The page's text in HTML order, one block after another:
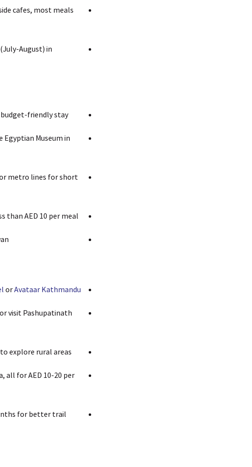
cafes, most meals
August) in
friendly stay.
Egyptian Museum in
or metro lines for short
than AED 10 per meal.
orAvataar Kathmandu
visit Pashupatinath
explore rural areas.
all for AED 10-20 per
for better trail